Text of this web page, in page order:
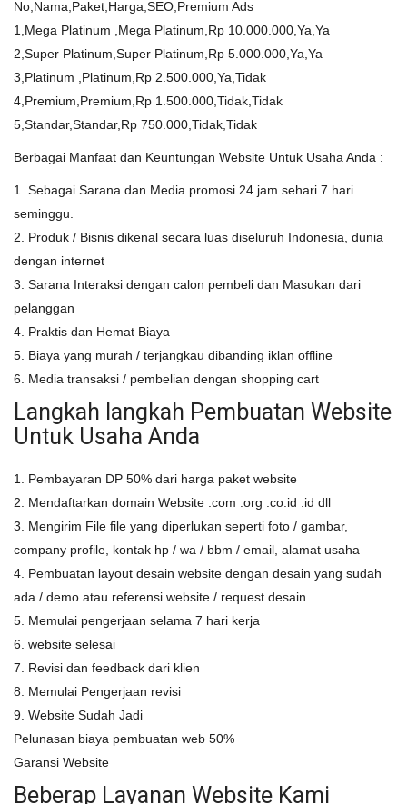
No,Nama,Paket,Harga,SEO,Premium Ads
1,Mega Platinum ,Mega Platinum,Rp 10.000.000,Ya,Ya
2,Super Platinum,Super Platinum,Rp 5.000.000,Ya,Ya
3,Platinum ,Platinum,Rp 2.500.000,Ya,Tidak
4,Premium,Premium,Rp 1.500.000,Tidak,Tidak
5,Standar,Standar,Rp 750.000,Tidak,Tidak
Berbagai Manfaat dan Keuntungan Website Untuk Usaha Anda :
1. Sebagai Sarana dan Media promosi 24 jam sehari 7 hari
seminggu.
2. Produk / Bisnis dikenal secara luas diseluruh Indonesia, dunia
dengan internet
3. Sarana Interaksi dengan calon pembeli dan Masukan dari
pelanggan
4. Praktis dan Hemat Biaya
5. Biaya yang murah / terjangkau dibanding iklan offline
6. Media transaksi / pembelian dengan shopping cart
Langkah langkah Pembuatan Website
Untuk Usaha Anda
1. Pembayaran DP 50% dari harga paket website
2. Mendaftarkan domain Website .com .org .co.id .id dll
3. Mengirim File file yang diperlukan seperti foto / gambar,
company profile, kontak hp / wa / bbm / email, alamat usaha
4. Pembuatan layout desain website dengan desain yang sudah
ada / demo atau referensi website / request desain
5. Memulai pengerjaan selama 7 hari kerja
6. website selesai
7. Revisi dan feedback dari klien
8. Memulai Pengerjaan revisi
9. Website Sudah Jadi
Pelunasan biaya pembuatan web 50%
Garansi Website
Beberap Layanan Website Kami